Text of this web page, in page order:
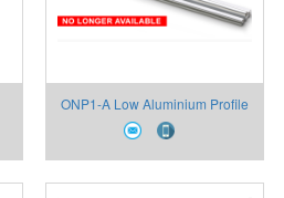
ONP1-A Low Aluminium Profile
Analogue Outputs